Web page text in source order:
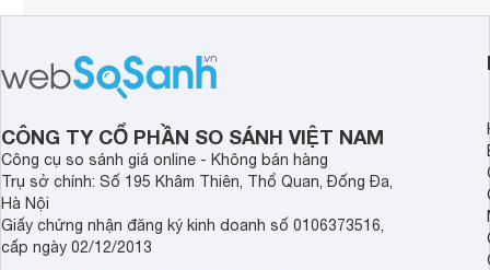
CÔNG TY CỔ PHẦN SO SÁNH VIỆT NAM
Công cụ so sánh giá online - Không bán hàng
Trụ sở chính: Số 195 Khâm Thiên, Thổ Quan, Đống Đa,
Hà Nội
Giấy chứng nhận đăng ký kinh doanh số 0106373516,
cấp ngày 02/12/2013